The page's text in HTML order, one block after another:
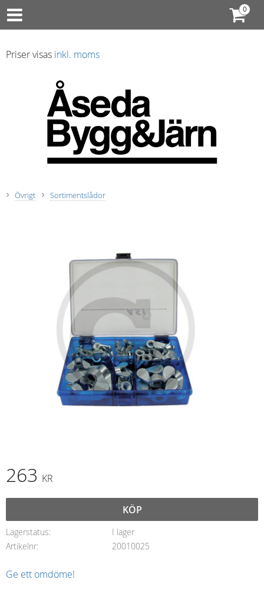
Priser visas inkl. moms
Övrigt Sortimentslådor
263 KR
KÖP
Lagerstatus
I lager
Artikelnr
20010025
Ge ett omdöme!